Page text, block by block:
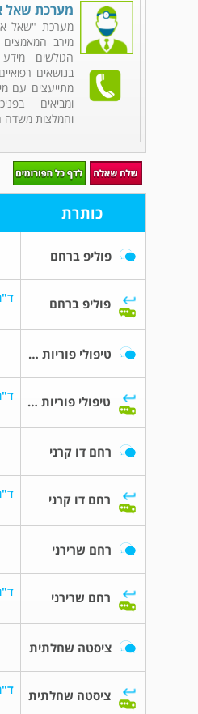
מערכת שאל
מערכת "שאל
מירב
הגולשים
בנושאים
מתייעצים עם
ומביאים
והמלצות משדה
כותרת
פוליפ ברחם
פוליפ ברחם
טיפולי פוריות ואנדומטריזיס
טיפולי פוריות ואנדומטריוזיס
רחם דו קרני
רחם דו קרני
רחם שרירני
רחם שרירני
ציסטה שחלתית
ציסטה שחלתית